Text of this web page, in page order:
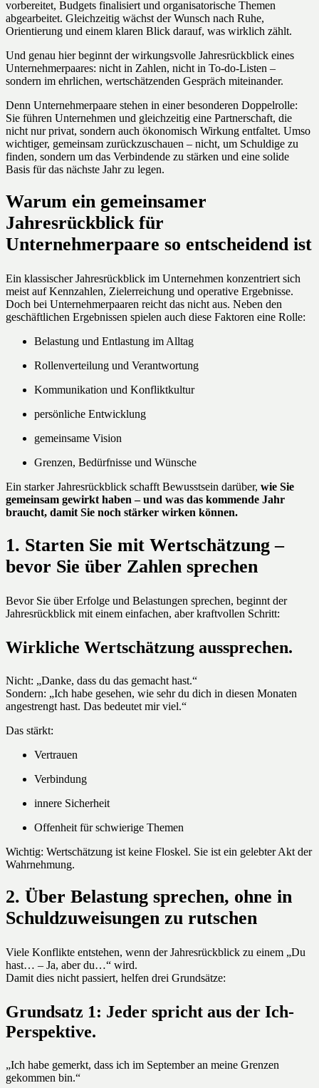
vorbereitet, Budgets finalisiert und organisatorische Themen
abgearbeitet. Gleichzeitig wächst der Wunsch nach Ruhe,
Orientierung und einem klaren Blick darauf, was wirklich zählt.
Und genau hier beginnt der wirkungsvolle Jahresrückblick eines
Unternehmerpaares: nicht in Zahlen, nicht in To-do-Listen –
sondern im ehrlichen, wertschätzenden Gespräch miteinander.
Denn Unternehmerpaare stehen in einer besonderen Doppelrolle:
Sie führen Unternehmen und gleichzeitig eine Partnerschaft, die
nicht nur privat, sondern auch ökonomisch Wirkung entfaltet. Umso
wichtiger, gemeinsam zurückzuschauen – nicht, um Schuldige zu
finden, sondern um das Verbindende zu stärken und eine solide
Basis für das nächste Jahr zu legen.
Warum ein gemeinsamer
Jahresrückblick für
Unternehmerpaare so entscheidend ist
Ein klassischer Jahresrückblick im Unternehmen konzentriert sich
meist auf Kennzahlen, Zielerreichung und operative Ergebnisse.
Doch bei Unternehmerpaaren reicht das nicht aus. Neben den
geschäftlichen Ergebnissen spielen auch diese Faktoren eine Rolle:
Belastung und Entlastung im Alltag
Rollenverteilung und Verantwortung
Kommunikation und Konfliktkultur
persönliche Entwicklung
gemeinsame Vision
Grenzen, Bedürfnisse und Wünsche
Ein starker Jahresrückblick schafft Bewusstsein darüber, wie Sie
gemeinsam gewirkt haben – und was das kommende Jahr
braucht, damit Sie noch stärker wirken können.
1. Starten Sie mit Wertschätzung –
bevor Sie über Zahlen sprechen
Bevor Sie über Erfolge und Belastungen sprechen, beginnt der
Jahresrückblick mit einem einfachen, aber kraftvollen Schritt:
Wirkliche Wertschätzung aussprechen.
Nicht: „Danke, dass du das gemacht hast.“
Sondern: „Ich habe gesehen, wie sehr du dich in diesen Monaten
angestrengt hast. Das bedeutet mir viel.“
Das stärkt:
Vertrauen
Verbindung
innere Sicherheit
Offenheit für schwierige Themen
Wichtig: Wertschätzung ist keine Floskel. Sie ist ein gelebter Akt der
Wahrnehmung.
2. Über Belastung sprechen, ohne in
Schuldzuweisungen zu rutschen
Viele Konflikte entstehen, wenn der Jahresrückblick zu einem „Du
hast… – Ja, aber du…“ wird.
Damit dies nicht passiert, helfen drei Grundsätze:
Grundsatz 1: Jeder spricht aus der Ich-
Perspektive.
„Ich habe gemerkt, dass ich im September an meine Grenzen
gekommen bin.“